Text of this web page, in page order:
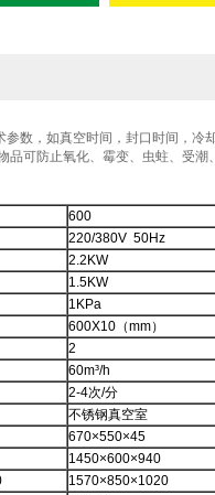
参数，如真空时间，封口时间，
可防止氧化、霉变、虫蛀、受
600
220/380V 50Hz
2.2KW
1.5KW
1KPa
600X10（mm）
2
60m³/h
2-4次/分
不锈钢真空室
670×550×45
1450×600×940
1570×850×1020